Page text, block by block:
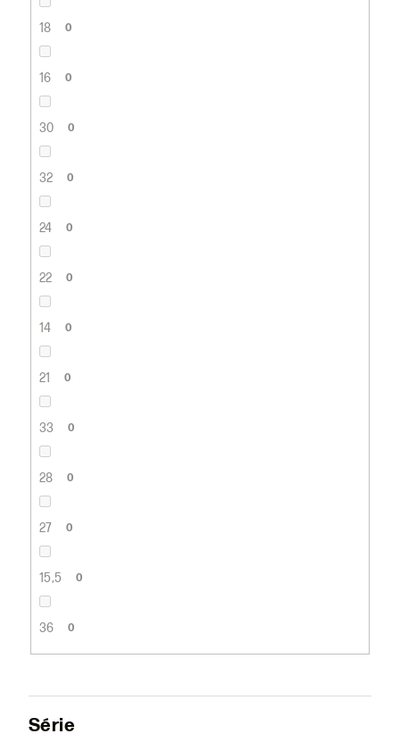
18 0
16 0
30 0
32 0
24 0
22 0
14 0
21 0
33 0
28 0
27 0
15,5 0
36 0
Série